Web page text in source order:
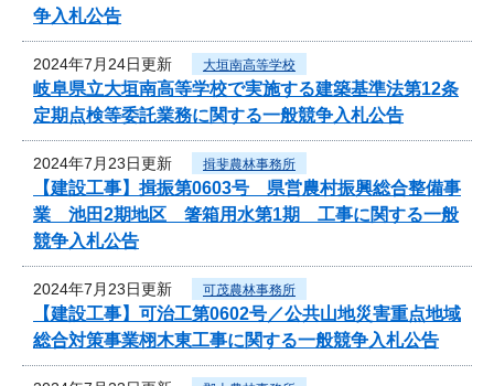
争入札公告
2024年7月24日更新 大垣南高等学校
岐阜県立大垣南高等学校で実施する建築基準法第12条
定期点検等委託業務に関する一般競争入札公告
2024年7月23日更新 揖斐農林事務所
【建設工事】揖振第0603号 県営農村振興総合整備事
業 池田2期地区 箸箱用水第1期 工事に関する一般
競争入札公告
2024年7月23日更新 可茂農林事務所
【建設工事】可治工第0602号／公共山地災害重点地域
総合対策事業栩木東工事に関する一般競争入札公告